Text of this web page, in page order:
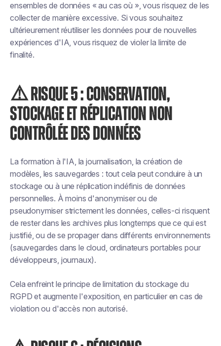
ensembles de données « au cas où », vous risquez de les
collecter de manière excessive. Si vous souhaitez
ultérieurement réutiliser les données pour de nouvelles
expériences d'IA, vous risquez de violer la limite de
finalité.
⚠️ RISQUE 5 : CONSERVATION,
STOCKAGE ET RÉPLICATION NON
CONTRÔLÉE DES DONNÉES
La formation à l'IA, la journalisation, la création de
modèles, les sauvegardes : tout cela peut conduire à un
stockage ou à une réplication indéfinis de données
personnelles. À moins d'anonymiser ou de
pseudonymiser strictement les données, celles-ci risquent
de rester dans les archives plus longtemps que ce qui est
justifié, ou de se propager dans différents environnements
(sauvegardes dans le cloud, ordinateurs portables pour
développeurs, journaux).
Cela enfreint le principe de limitation du stockage du
RGPD et augmente l'exposition, en particulier en cas de
violation ou d'accès non autorisé.